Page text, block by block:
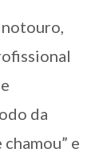
da
e